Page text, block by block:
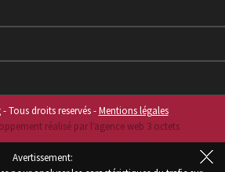
Tous droits reservés -Mentions légales
réalisé par l‘agence web 3 octets
Avertissement: